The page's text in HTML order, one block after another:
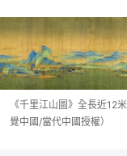
《千里江山圖》全長近12
覺中國/當代中國授權）